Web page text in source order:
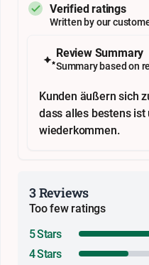
Verified ratings
Written by our
Review Summary
Summary based on
Kunden äußern sich
dass alles bestens ist
wiederkommen.
3 Reviews
Too few ratings
5 Stars
4 Stars